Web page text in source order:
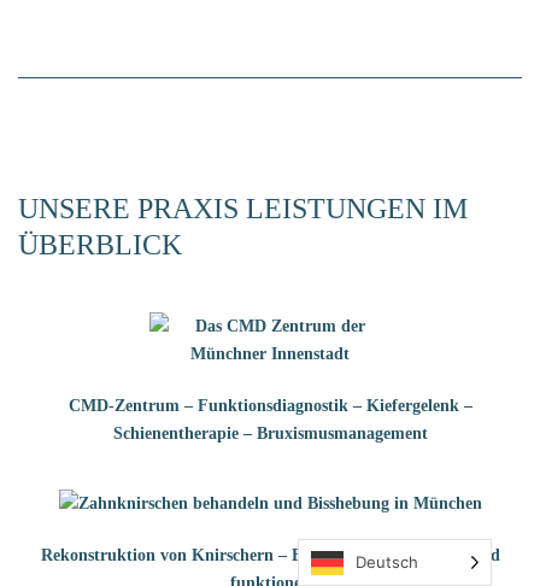
UNSERE PRAXIS LEISTUNGEN IM
ÜBERBLICK
CMD-Zentrum – Funktionsdiagnostik – Kiefergelenk –
Schienentherapie – Bruxismusmanagement
Rekonstruktion von Knirschern – Bisshebung – Ästhetisch und
Deutsch